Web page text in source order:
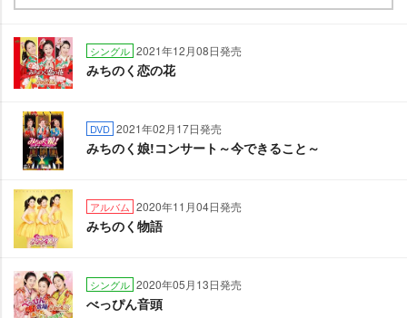
シングル 2021年12月08日発売
みちのく恋の花
DVD 2021年02月17日発売
みちのく娘!コンサート～今できること～
アルバム 2020年11月04日発売
みちのく物語
シングル 2020年05月13日発売
べっぴん音頭